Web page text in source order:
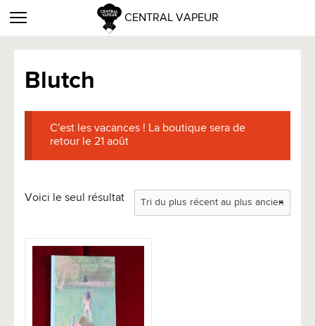
CENTRAL VAPEUR
Blutch
C'est les vacances ! La boutique sera de
retour le 21 août
Voici le seul résultat